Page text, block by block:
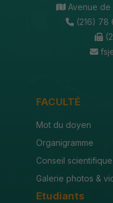
Avenue de
(216) 78
FACULTÉ
Mot du doyen
Organigramme
Conseil scientifique
Galerie photos &
Etudiants